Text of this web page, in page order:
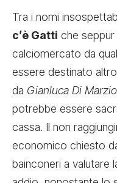
Tra i nomi
c’è Gatti che seppur
calciomercato da
essere destinato
da Gianluca Di Marzio
potrebbe essere
cassa. Il non
economico chiesto
bainconeri a valutare